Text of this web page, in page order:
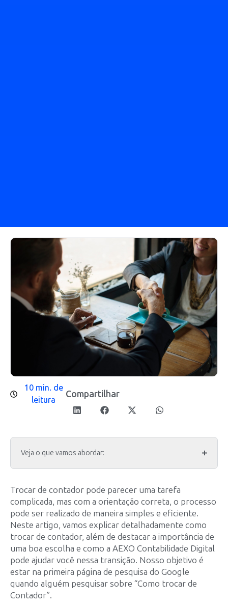
10 min. de
leitura
Compartilhar
Veja o que vamos abordar:
Trocar de contador pode parecer uma tarefa
complicada, mas com a orientação correta, o processo
pode ser realizado de maneira simples e eficiente.
Neste artigo, vamos explicar detalhadamente como
trocar de contador, além de destacar a importância de
uma boa escolha e como a AEXO Contabilidade Digital
pode ajudar você nessa transição. Nosso objetivo é
estar na primeira página de pesquisa do Google
quando alguém pesquisar sobre “Como trocar de
Contador”.